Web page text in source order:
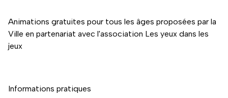
Animations gratuites pour tous les âges proposées par la
Ville en partenariat avec l'association Les yeux dans les
jeux
Informations pratiques